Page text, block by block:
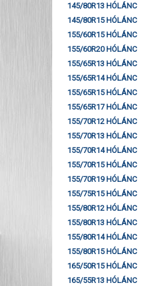
145/80R13 HÓLÁNC
145/80R15 HÓLÁNC
155/60R15 HÓLÁNC
155/60R20 HÓLÁNC
155/65R13 HÓLÁNC
155/65R14 HÓLÁNC
155/65R15 HÓLÁNC
155/65R17 HÓLÁNC
155/70R12 HÓLÁNC
155/70R13 HÓLÁNC
155/70R14 HÓLÁNC
155/70R15 HÓLÁNC
155/70R19 HÓLÁNC
155/75R15 HÓLÁNC
155/80R12 HÓLÁNC
155/80R13 HÓLÁNC
155/80R14 HÓLÁNC
155/80R15 HÓLÁNC
165/50R15 HÓLÁNC
165/55R13 HÓLÁNC